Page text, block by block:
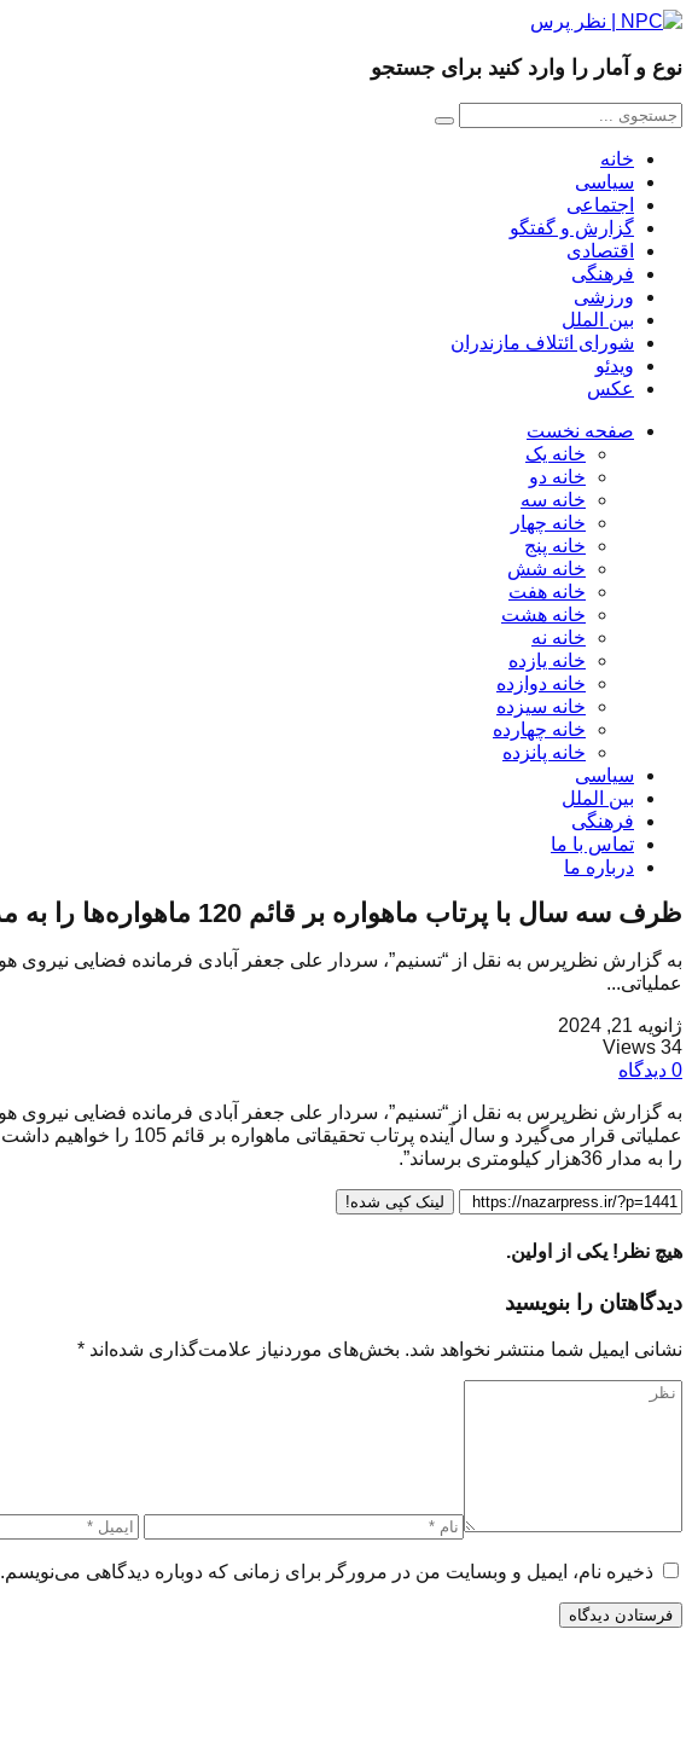
نوع و آمار را وارد کنید برای جستجو
خانه
سیاسی
اجتماعی
گزارش و گفتگو
اقتصادی
فرهنگی
ورزشی
بین الملل
شورای ائتلاف مازندران
ویدئو
عکس
صفحه نخست
خانه یک
خانه دو
خانه سه
خانه چهار
خانه پنج
خانه شش
خانه هفت
خانه هشت
خانه نه
خانه یازده
خانه دوازده
خانه سیزده
خانه چهارده
خانه پانزده
سیاسی
بین الملل
فرهنگی
تماس با ما
درباره ما
ظرف سه سال با پرتاب ماهواره بر قائم 120 ماهواره‌ها را به مدار 36هزار کیلومتری می رسانیم
عملیاتی...
ژانویه 21, 2024
34 Views
0 دیدگاه
را به مدار 36هزار کیلومتری برساند”.
لینک کپی شده!
هیچ نظر! یکی از اولین.
دیدگاهتان را بنویسید
نشانی ایمیل شما منتشر نخواهد شد. بخش‌های موردنیاز علامت‌گذاری شده‌اند *
ذخیره نام، ایمیل و وبسایت من در مرورگر برای زمانی که دوباره دیدگاهی می‌نویسم.